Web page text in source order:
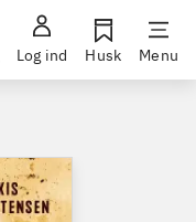
Log ind Husk Menu